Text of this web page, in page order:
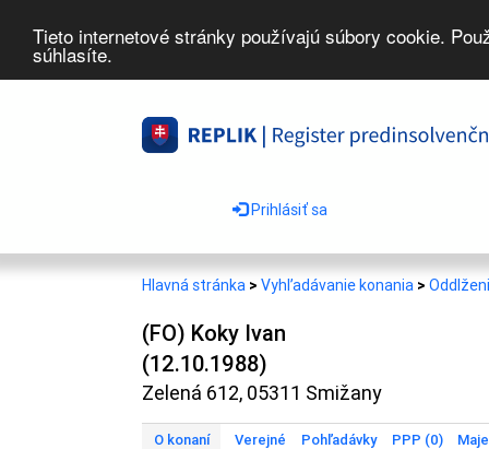
Tieto internetové stránky používajú súbory cookie.
súhlasíte.
Prihlásiť sa
Hlavná stránka > Vyhľadávanie konania >
(FO) Koky Ivan
(12.10.1988)
Zelená 612, 05311 Smižany
O konaní
Verejné
Pohľadávky
PPP (0)